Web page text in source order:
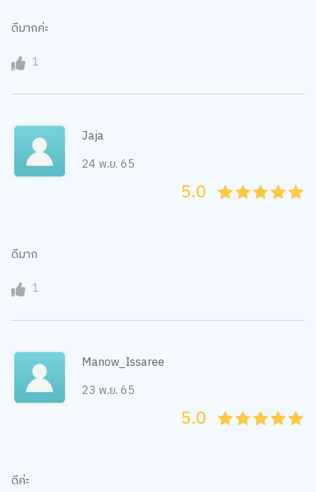
ดีมากค่ะ
1
Jaja
24 พ.ย. 65
45
4
35
3
25
2
15
1
05
5.0
ดีมาก
1
Manow_Issaree
23 พ.ย. 65
45
4
35
3
25
2
15
1
05
5.0
ดีค่ะ